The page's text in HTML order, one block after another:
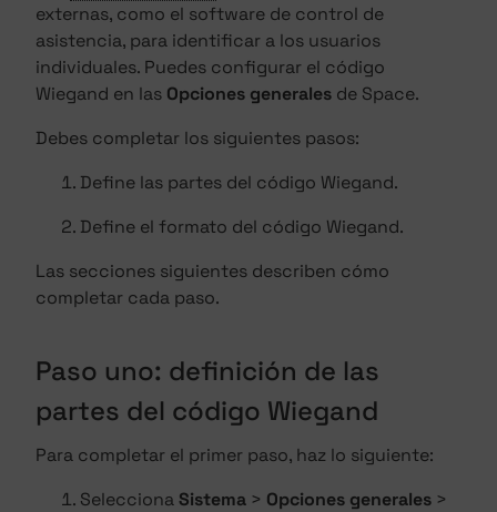
externas, como el software de control de
asistencia, para identificar a los usuarios
individuales. Puedes configurar el código
Wiegand en las Opciones generales de Space.
Debes completar los siguientes pasos:
Define las partes del código Wiegand.
Define el formato del código Wiegand.
Las secciones siguientes describen cómo
completar cada paso.
Paso uno: definición de las
partes del código Wiegand
Para completar el primer paso, haz lo siguiente:
SeleccionaSistema > Opciones generales >